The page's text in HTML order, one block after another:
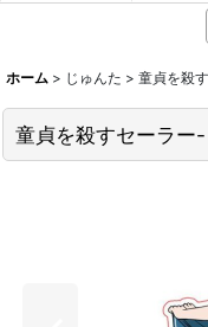
ホーム > じゅんた > 童貞を殺
童貞を殺すセーラー